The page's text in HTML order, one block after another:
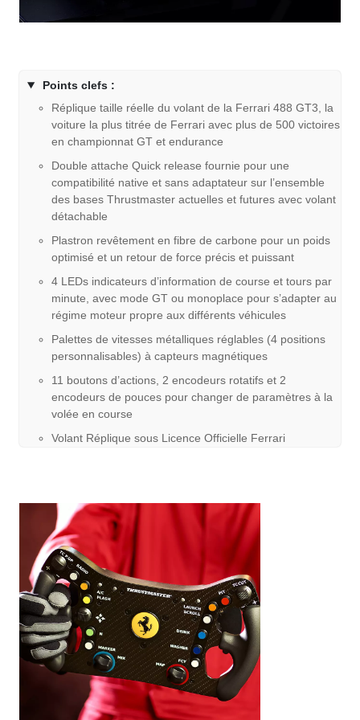
Points clefs :
Réplique taille réelle du volant de la Ferrari 488 GT3, la
voiture la plus titrée de Ferrari avec plus de 500 victoires
en championnat GT et endurance
Double attache Quick release fournie pour une
compatibilité native et sans adaptateur sur l’ensemble
des bases Thrustmaster actuelles et futures avec volant
détachable
Plastron revêtement en fibre de carbone pour un poids
optimisé et un retour de force précis et puissant
4 LEDs indicateurs d’information de course et tours par
minute, avec mode GT ou monoplace pour s’adapter au
régime moteur propre aux différents véhicules
Palettes de vitesses métalliques réglables (4 positions
personnalisables) à capteurs magnétiques
11 boutons d’actions, 2 encodeurs rotatifs et 2
encodeurs de pouces pour changer de paramètres à la
volée en course
Volant Réplique sous Licence Officielle Ferrari